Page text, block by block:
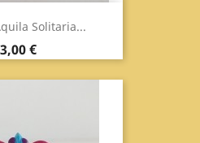
Solitaria...
Prezzo
3,00 €